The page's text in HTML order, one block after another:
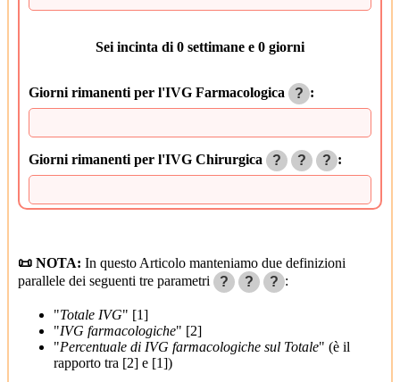
Sei incinta di 0 settimane e 0 giorni
Giorni rimanenti per l'IVG Far­ma­co­lo­gi­ca ? :
Giorni rimanenti per l'IVG Chi­rur­gi­ca ? ? ? :
📜 NOTA: In questo Articolo manteniamo due definizioni
parallele dei seguenti tre parametri
? ? ? :
"Totale IVG" [1]
"IVG farmacologiche" [2]
"Percentuale di IVG farmacologiche sul Totale" (è il
rapporto tra [2] e [1])